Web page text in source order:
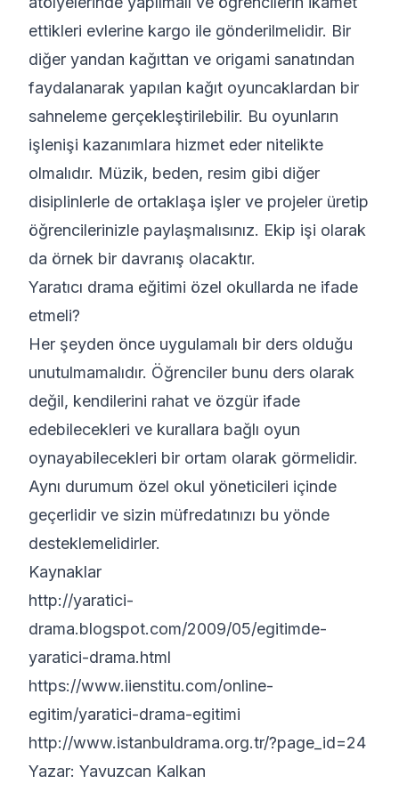
ettikleri evlerine kargo ile gönderilmelidir. Bir
diğer yandan kağıttan ve origami sanatından
faydalanarak yapılan kağıt oyuncaklardan bir
sahneleme gerçekleştirilebilir. Bu oyunların
işlenişi kazanımlara hizmet eder nitelikte
olmalıdır. Müzik, beden, resim gibi diğer
disiplinlerle de ortaklaşa işler ve projeler üretip
öğrencilerinizle paylaşmalısınız. Ekip işi olarak
da örnek bir davranış olacaktır.
Yaratıcı drama eğitimi özel okullarda ne ifade
etmeli?
Her şeyden önce uygulamalı bir ders olduğu
unutulmamalıdır. Öğrenciler bunu ders olarak
değil, kendilerini rahat ve özgür ifade
edebilecekleri ve kurallara bağlı oyun
oynayabilecekleri bir ortam olarak görmelidir.
Aynı durumum özel okul yöneticileri içinde
geçerlidir ve sizin müfredatınızı bu yönde
desteklemelidirler.
Kaynaklar
http://yaratici-
drama.blogspot.com/2009/05/egitimde-
yaratici-drama.html
https://www.iienstitu.com/online-
egitim/yaratici-drama-egitimi
http://www.istanbuldrama.org.tr/?page_id=24
Yazar: Yavuzcan Kalkan